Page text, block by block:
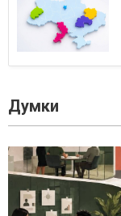
Думки